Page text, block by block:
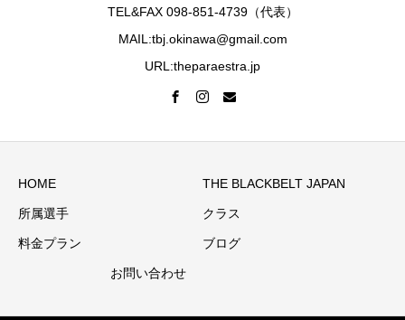
TEL&FAX 098-851-4739（代表）
MAIL:tbj.okinawa@gmail.com
URL:theparaestra.jp
HOME THE BLACKBELT JAPAN
所属選手 クラス
料金プラン ブログ
お問い合わせ